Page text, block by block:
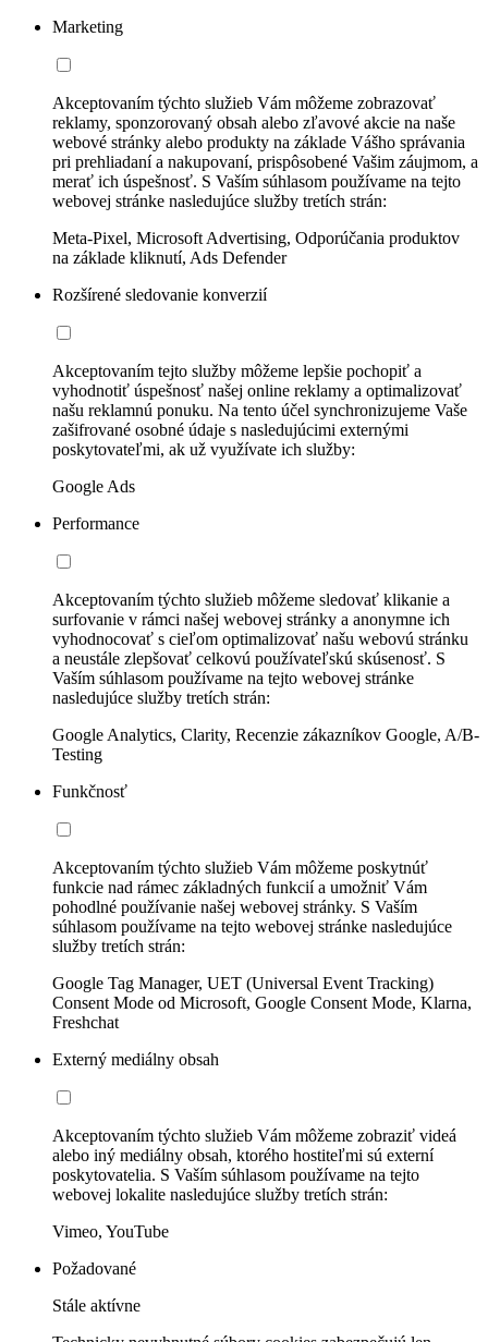
Marketing
Akceptovaním týchto služieb Vám môžeme zobrazovať
reklamy, sponzorovaný obsah alebo zľavové akcie na naše
webové stránky alebo produkty na základe Vášho správania
pri prehliadaní a nakupovaní, prispôsobené Vašim záujmom, a
merať ich úspešnosť. S Vaším súhlasom používame na tejto
webovej stránke nasledujúce služby tretích strán:
Meta-Pixel, Microsoft Advertising, Odporúčania produktov
na základe kliknutí, Ads Defender
Rozšírené sledovanie konverzií
Akceptovaním tejto služby môžeme lepšie pochopiť a
vyhodnotiť úspešnosť našej online reklamy a optimalizovať
našu reklamnú ponuku. Na tento účel synchronizujeme Vaše
zašifrované osobné údaje s nasledujúcimi externými
poskytovateľmi, ak už využívate ich služby:
Google Ads
Performance
Akceptovaním týchto služieb môžeme sledovať klikanie a
surfovanie v rámci našej webovej stránky a anonymne ich
vyhodnocovať s cieľom optimalizovať našu webovú stránku
a neustále zlepšovať celkovú používateľskú skúsenosť. S
Vaším súhlasom používame na tejto webovej stránke
nasledujúce služby tretích strán:
Google Analytics, Clarity, Recenzie zákazníkov Google, A/B-
Testing
Funkčnosť
Akceptovaním týchto služieb Vám môžeme poskytnúť
funkcie nad rámec základných funkcií a umožniť Vám
pohodlné používanie našej webovej stránky. S Vaším
súhlasom používame na tejto webovej stránke nasledujúce
služby tretích strán:
Google Tag Manager, UET (Universal Event Tracking)
Consent Mode od Microsoft, Google Consent Mode, Klarna,
Freshchat
Externý mediálny obsah
Akceptovaním týchto služieb Vám môžeme zobraziť videá
alebo iný mediálny obsah, ktorého hostiteľmi sú externí
poskytovatelia. S Vaším súhlasom používame na tejto
webovej lokalite nasledujúce služby tretích strán:
Vimeo, YouTube
Požadované
Stále aktívne